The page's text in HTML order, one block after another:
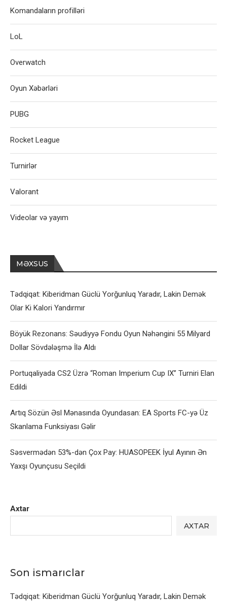
Axtar
AXTAR
Son ismarıclar
Tədqiqat: Kiberidman Güclü Yorğunluq Yaradır, Lakin Demək
Komandaların profilləri
LoL
Overwatch
Oyun Xəbərləri
PUBG
Rocket League
Turnirlər
Valorant
Videolar və yayım
MƏXSUS
Tədqiqat: Kiberidman Güclü Yorğunluq Yaradır, Lakin Demək
Olar Ki Kalori Yandırmır
Böyük Rezonans: Səudiyyə Fondu Oyun Nəhəngini 55 Milyard
Dollar Sövdələşmə İlə Aldı
Portuqaliyada CS2 Üzrə “Roman Imperium Cup IX” Turniri Elan
Edildi
Artıq Sözün Əsl Mənasında Oyundasan: EA Sports FC-yə Üz
Skanlama Funksiyası Gəlir
Səsvermədən 53%-dən Çox Pay: HUASOPEEK İyul Ayının Ən
Yaxşı Oyunçusu Seçildi